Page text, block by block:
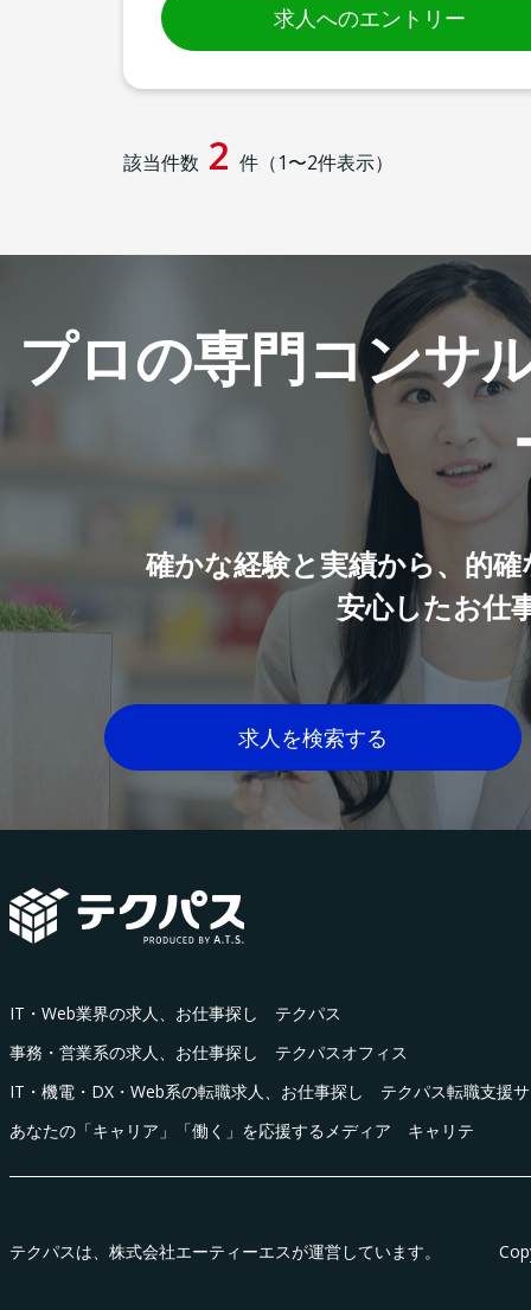
求人へのエントリー
該当件数 2 件（1〜2件表示）
プロの専門コンサ
確かな経験と実績から、的
安心したお仕
求人を検索する
IT・Web業界の求人、お仕事探し テクパス
事務・営業系の求人、お仕事探し テクパスオフィス
IT・機電・DX・Web系の転職求人、お仕事探し テクパス転職支援
あなたの「キャリア」「働く」を応援するメディア キャリテ
テクパスは、株式会社エーティーエスが運営しています。